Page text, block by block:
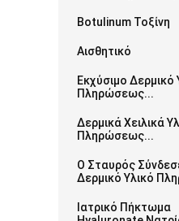
Botulinum Τοξίνη
Αισθητικό
Εκχύσιμο Δερμικό
Πληρώσεως...
Δερμικά Χειλικά
Πληρώσεως...
Ο Σταυρός
Δερμικό Υλικό
Ιατρικό Πήκτωμα